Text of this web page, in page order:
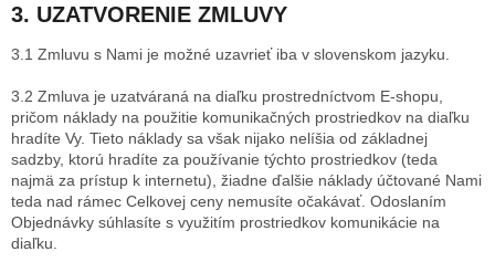
3. UZATVORENIE ZMLUVY
3.1 Zmluvu s Nami je možné uzavrieť iba v slovenskom jazyku.
3.2 Zmluva je uzatváraná na diaľku prostredníctvom E-shopu,
pričom náklady na použitie komunikačných prostriedkov na diaľku
hradíte Vy. Tieto náklady sa však nijako nelíšia od základnej
sadzby, ktorú hradíte za používanie týchto prostriedkov (teda
najmä za prístup k internetu), žiadne ďalšie náklady účtované Nami
teda nad rámec Celkovej ceny nemusíte očakávať. Odoslaním
Objednávky súhlasíte s využitím prostriedkov komunikácie na
diaľku.